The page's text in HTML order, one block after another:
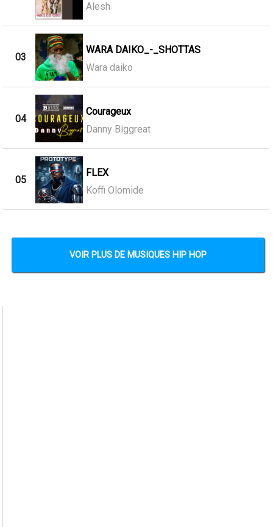
Alesh
03
WARA DAIKO_-_SHOTTAS
Wara daiko
04
Courageux
Danny Biggreat
05
FLEX
Koffi Olomide
VOIR PLUS DE MUSIQUES HIP HOP